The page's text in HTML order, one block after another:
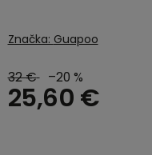
Značka: Guapoo
32 € –20 %
25,60 €